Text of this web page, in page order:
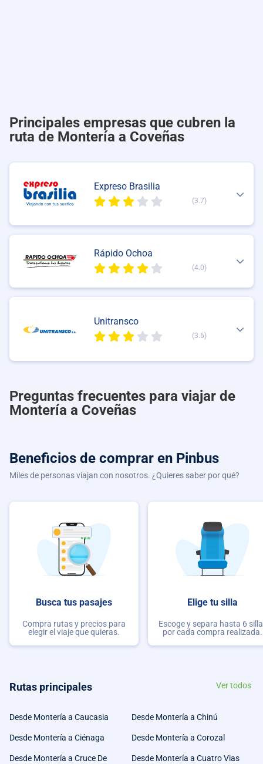
Principales empresas que cubren la
ruta de Montería a Coveñas
Expreso Brasilia
(3.7)
Rápido Ochoa
(4.0)
Unitransco
(3.6)
Preguntas frecuentes para viajar de
Montería a Coveñas
Beneficios de comprar en Pinbus
Miles de personas viajan con nosotros. ¿Quieres saber por qué?
Busca tus pasajes
Compra rutas y precios para
elegir el viaje que quieras.
Elige tu silla
Escoge y separa hasta 6
por cada compra realizada.
Rutas principales Ver todos
Desde Montería a Caucasia Desde Montería a Chinú
Desde Montería a Ciénaga Desde Montería a Corozal
Desde Montería a Cruce De
Desde Montería a Cuatro Vias